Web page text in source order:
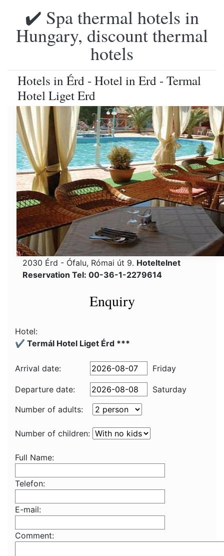
✔️ Spa thermal hotels in
Hungary, discount thermal
hotels
Hotels in Érd - Hotel in Erd - Termal
Hotel Liget Erd
2030 Érd - Ófalu, Római út 9. Hoteltelnet
Reservation Tel: 00-36-1-2279614
Enquiry
Hotel:
✔️ Termál Hotel Liget Érd ***
Arrival date: Friday
Departure date:
Saturday
Number of adults:
Number of children:
Full Name:
Telefon:
E-mail:
Comment: